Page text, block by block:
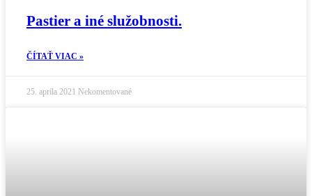
Pastier a iné služobnosti.
ČÍTAŤ VIAC »
25. apríla 2021 Nekomentované